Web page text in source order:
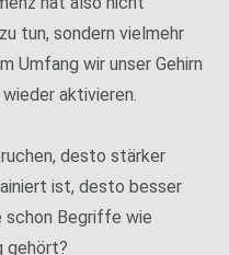
tun, sondern vielmehr
Umfang wir unser Gehirn
aktivieren.
desto stärker
ist, desto besser
schon Begriffe wie
gehört?